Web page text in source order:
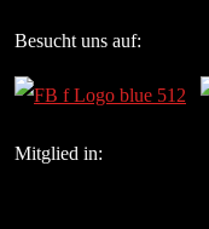
Besucht uns auf:
Mitglied in: